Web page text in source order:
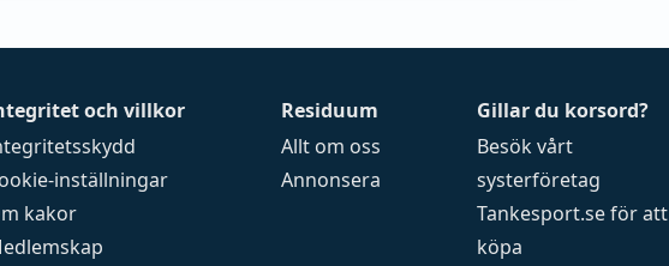
och villkor
inställningar
kakor
Residuum
Allt om oss
Annonsera
Gillar du korsord?
Besök vårt
systerföretag
Tankesport.seför att
köpa